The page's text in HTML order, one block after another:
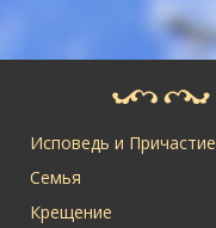
Исповедь и Причастие
Семья
Крещение